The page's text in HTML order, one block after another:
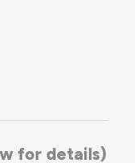
for details)